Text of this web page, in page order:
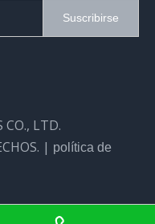
Suscribirse
CO., LTD.
| política de